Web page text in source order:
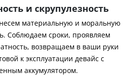
и скрупулезность
материальную и моральную
Соблюдаем сроки, проявляем
возвращаем в ваши руки
к эксплуатации девайс с
аккумулятором.